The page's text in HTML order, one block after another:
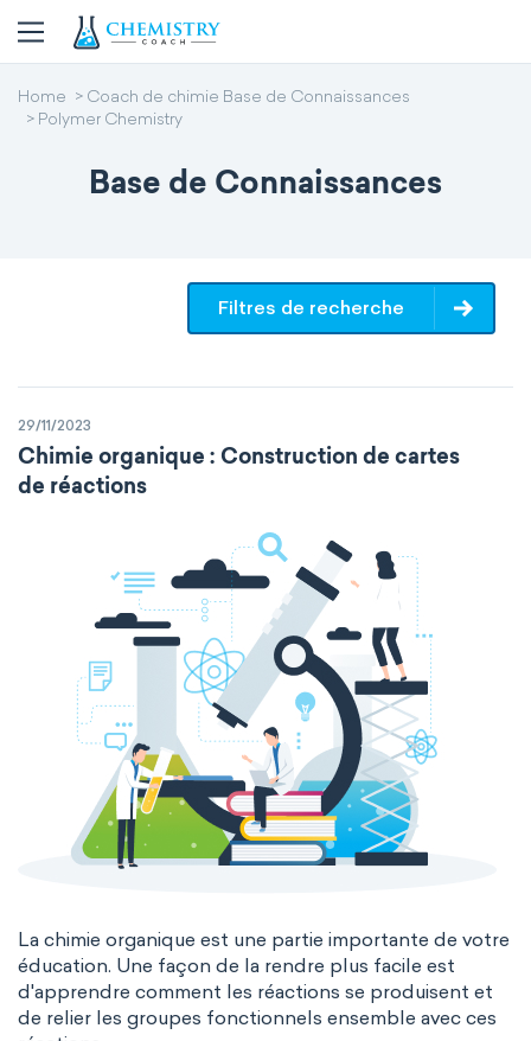
Home
Coach de chimie Base de Connaissances
Polymer Chemistry
Base de Connaissances
Filtres de recherche
29/11/2023
Chimie organique : Construction de cartes
de réactions
La chimie organique est une partie importante de votre
éducation. Une façon de la rendre plus facile est
d'apprendre comment les réactions se produisent et
de relier les groupes fonctionnels ensemble avec ces